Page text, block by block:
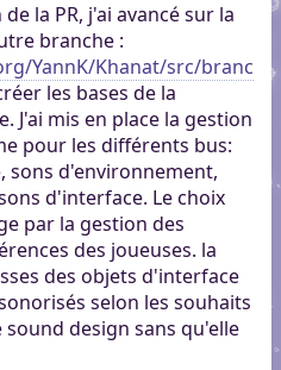
la PR, j'ai avancé sur la
branche :
YannK/Khanat/src/branc
les bases de la
J'ai mis en place la gestion
pour les différents bus:
sons d'environnement,
d'interface. Le choix
par la gestion des
des joueuses. la
des objets d'interface
selon les souhaits
design sans qu'elle